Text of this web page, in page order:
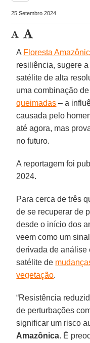
25 Setembro 2024
A Floresta
resiliência, sugere
satélite de alta
uma combinação
queimadas – a
causada pelo
até agora, mas
no futuro.
A reportagem foi
2024.
Para cerca de três
de se recuperar de
desde o início dos
veem como um
derivada de análise
satélite de
vegetação.
“Resistência
de perturbações
significar um risco
Amazônica. É